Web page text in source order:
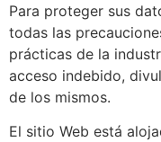
Para proteger sus
todas las
prácticas de la
acceso indebido,
de los mismos.
El sitio Web está